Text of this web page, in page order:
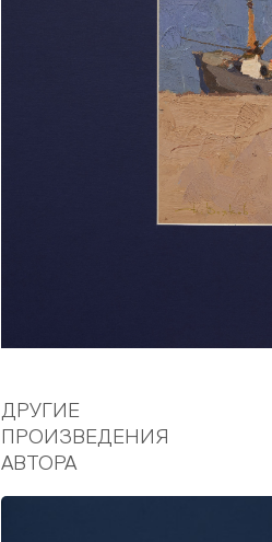
ДРУГИЕ
ПРОИЗВЕДЕНИЯ
АВТОРА